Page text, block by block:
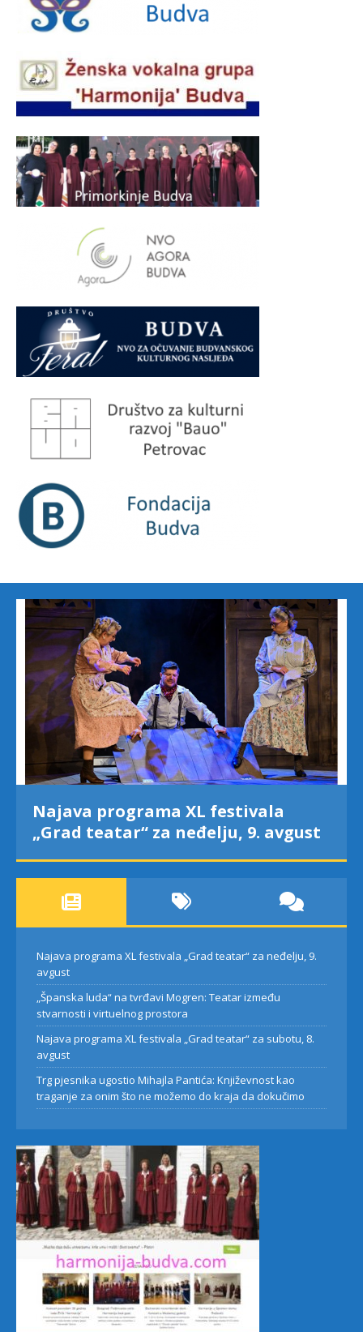
Najava programa XL festivala
„Grad teatar“ za neđelju, 9. avgust
Najava programa XL festivala „Grad teatar“ za neđelju, 9.
avgust
„Španska luda“ na tvrđavi Mogren: Teatar između
stvarnosti i virtuelnog prostora
Najava programa XL festivala „Grad teatar“ za subotu, 8.
avgust
Trg pjesnika ugostio Mihajla Pantića: Književnost kao
traganje za onim što ne možemo do kraja da dokučimo